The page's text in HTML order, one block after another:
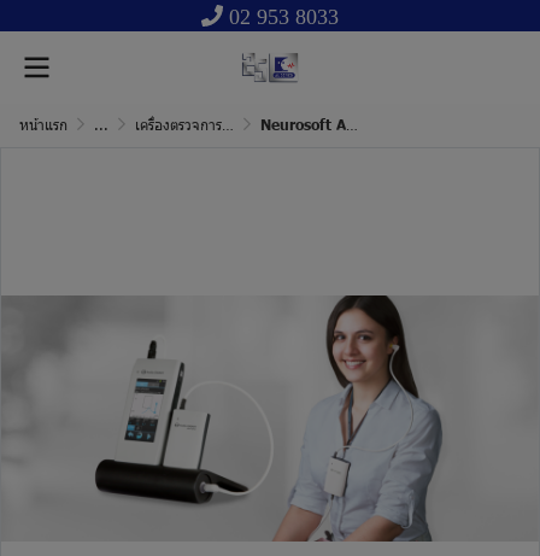
02 953 8033
หน้าแรก ... เครื่องตรวจการสะท้อนกลับของเซลล์หูชั้นใน Neurosoft Audiosmart